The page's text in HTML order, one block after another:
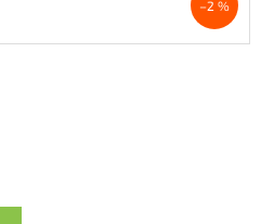
–2 %